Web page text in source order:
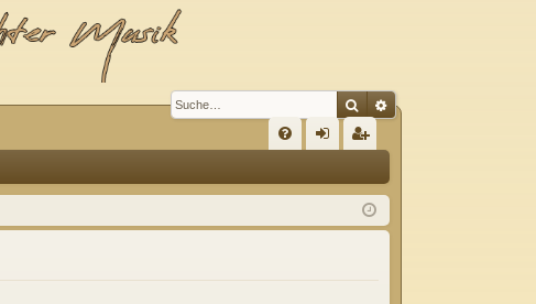
SucheErweiterte Suche
S
Q m
el
ist
rie